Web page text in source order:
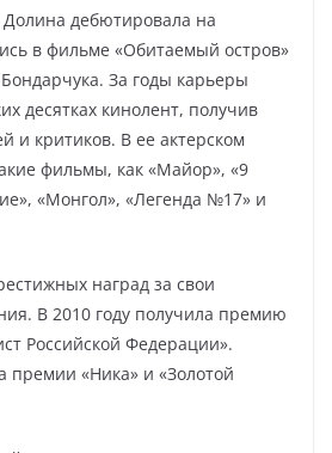
Долина дебютировала на
в фильме «Обитаемый остров»
За годы карьеры
десятках кинолент, получив
и критиков. В ее актерском
фильмы, как «Майор», «9
«Монгол», «Легенда №17» и
наград за свои
В 2010 году получила премию
Российской Федерации».
премии «Ника» и «Золотой